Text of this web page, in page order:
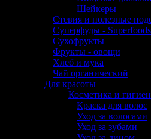
Шейкеры
Стевия и полезные
Суперфуды - Superfoods
Сухофрукты
Фрукты - овощи
Хлеб и мука
Чай органический
Для красоты
Косметика и
Краска для волос
Уход за волосами
Уход за зубами